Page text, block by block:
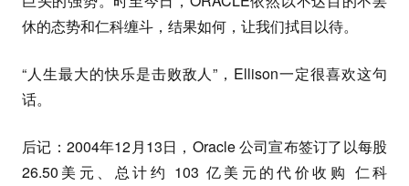
休的态势和仁科缠斗，结果如何，让我们拭目以待。
“人生最大的快乐是击败敌人”，Ellison一定很喜欢这句
话。
后记：2004年12月13日，Oracle 公司宣布签订了以每股
26.50美元、总计约 103 亿美元的代价收购 仁科